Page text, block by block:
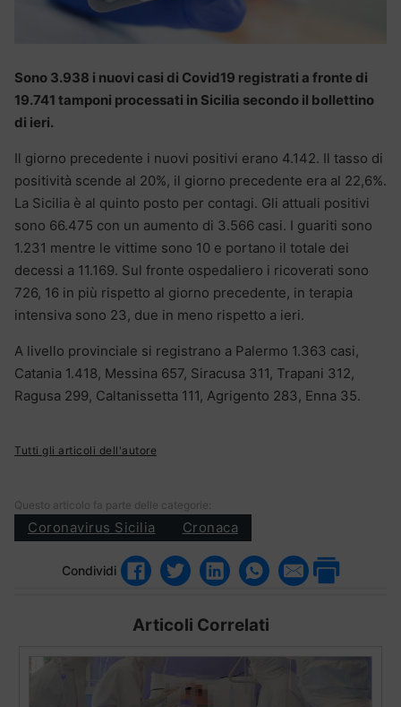
Sono 3.938 i nuovi casi di Covid19 registrati a fronte di
19.741 tamponi processati in Sicilia secondo il bollettino
di ieri.
Il giorno precedente i nuovi positivi erano 4.142. Il tasso di
positività scende al 20%, il giorno precedente era al 22,6%.
La Sicilia è al quinto posto per contagi. Gli attuali positivi
sono 66.475 con un aumento di 3.566 casi. I guariti sono
1.231 mentre le vittime sono 10 e portano il totale dei
decessi a 11.169. Sul fronte ospedaliero i ricoverati sono
726, 16 in più rispetto al giorno precedente, in terapia
intensiva sono 23, due in meno rispetto a ieri.
A livello provinciale si registrano a Palermo 1.363 casi,
Catania 1.418, Messina 657, Siracusa 311, Trapani 312,
Ragusa 299, Caltanissetta 111, Agrigento 283, Enna 35.
Tutti gli articoli dell'autore
Questo articolo fa parte delle categorie:
Coronavirus Sicilia Cronaca
Condividi
Articoli Correlati